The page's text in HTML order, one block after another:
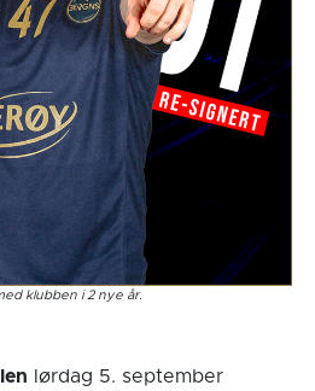
klubben i 2 nye år.
lørdag 5. september